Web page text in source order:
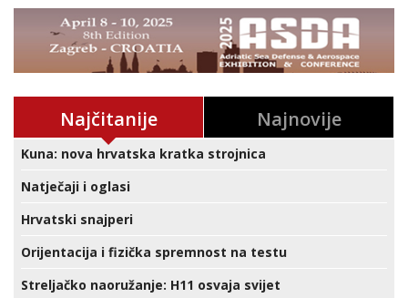
Najčitanije Najnovije
Kuna: nova hrvatska kratka strojnica
Natječaji i oglasi
Hrvatski snajperi
Orijentacija i fizička spremnost na testu
Streljačko naoružanje: H11 osvaja svijet